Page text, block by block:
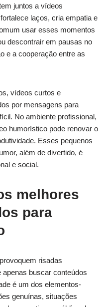
juntos a vídeos
laços, cria empatia e
usar esses momentos
descontrair em pausas no
e a cooperação entre as
vídeos curtos e
por mensagens para
No ambiente profissional,
humorístico pode renovar o
Esses pequenos
além de divertido, é
e social.
melhores
para
risadas
buscar conteúdos
é um dos elementos-
genuínas, situações